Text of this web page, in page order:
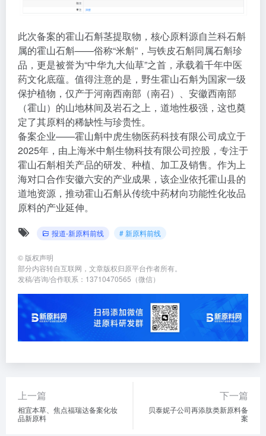
此次备案的霍山石斛茎提取物，核心原料源自兰科石斛
属的霍山石斛——俗称“米斛”，与铁皮石斛同属石斛珍
品，更是被誉为“中华九大仙草”之首，承载着千年中医
药文化底蕴。值得注意的是，野生霍山石斛为国家一级
保护植物，仅产于河南西南部（南召）、安徽西南部
（霍山）的山地林间及岩石之上，道地性极强，这也奠
定了其原料的稀缺性与珍贵性。
备案企业——霍山斛中虎生物医药科技有限公司成立于
2025年，由上海米中斛生物科技有限公司控股，专注于
霍山石斛相关产品的研发、种植、加工及销售。作为上
海对口合作安徽六安的产业成果，该企业依托霍山县的
道地资源，推动霍山石斛从传统中药材向功能性化妆品
原料的产业延伸。
报道-新原料前线 # 新原料前线
© 版权声明
部分内容转自互联网，文章版权归原平台作者所有。
发稿/咨询/合作联系：13710470565（微信）
上一篇
相宜本草、焦点福瑞达备案化妆
品新原料
下一篇
贝泰妮子公司再添肽类新原料备
案